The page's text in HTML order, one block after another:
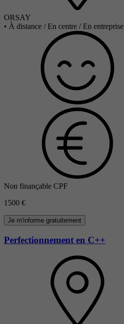
ORSAY
• À distance / En centre / En entreprise
Non finançable CPF
1500 €
Je m'informe gratuitement
Perfectionnement en C++